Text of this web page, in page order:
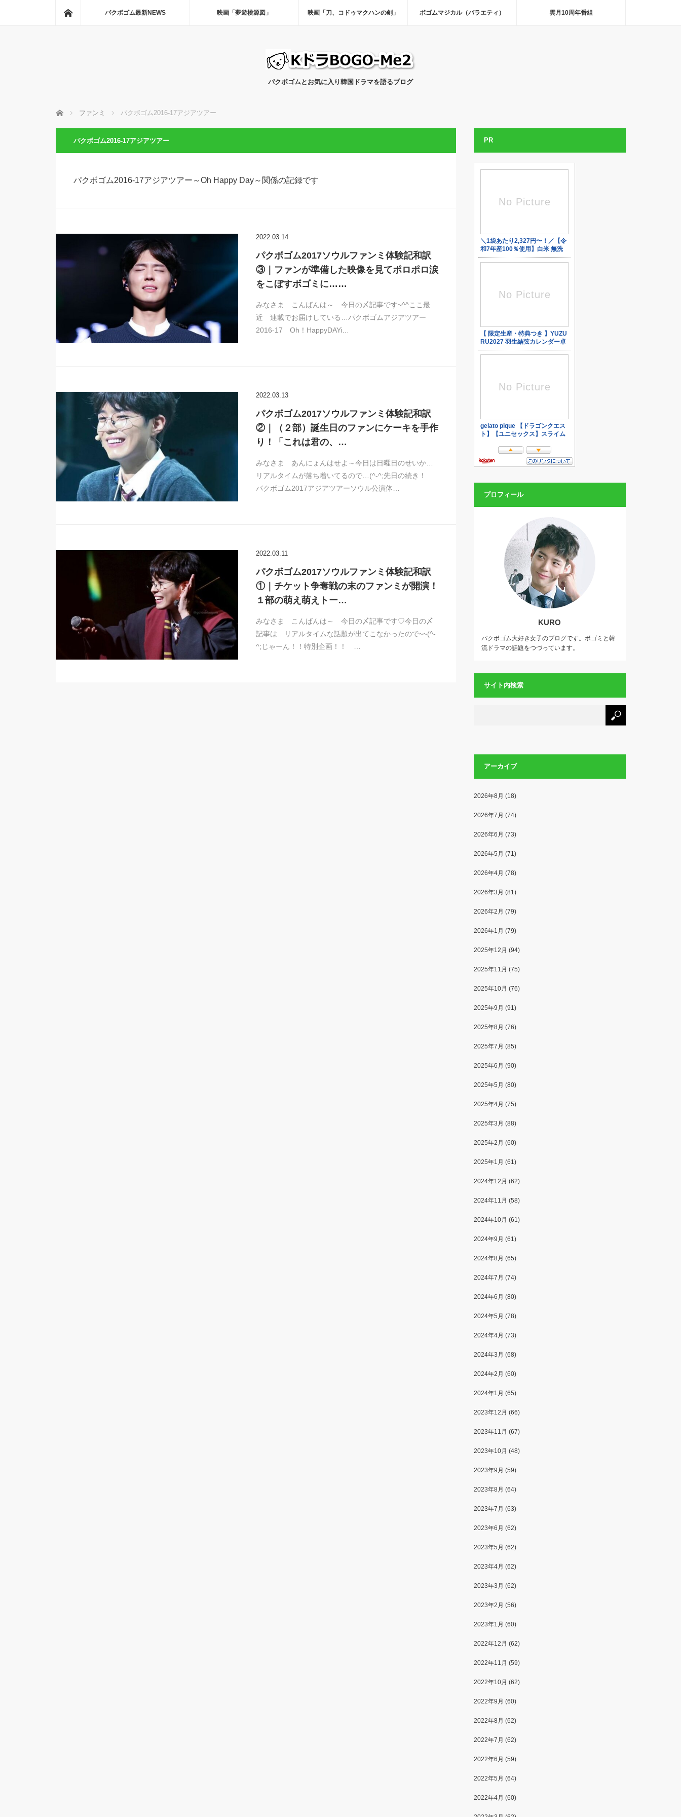
パクボゴム最新NEWS 映画「夢遊桃源図」 映画「刀、コドゥマクハンの剣」 ボゴムマジカル（バラエティ） 雲月10周年番組
パクボゴムとお気に入り韓国ドラマを語るブログ
ホーム ファンミ パクボゴム2016-17アジアツアー
パクボゴム2016-17アジアツアー
パクボゴム2016-17アジアツアー～Oh Happy Day～関係の記録です
2022.03.14
パクボゴム2017ソウルファンミ体験記和訳
③｜ファンが準備した映像を見てポロポロ涙
をこぼすボゴミに……
みなさま こんばんは～ 今日の〆記事です~^^ここ最
近 連載でお届けしている…パクボゴムアジアツアー
2016-17 Oh！HappyDAYi…
2022.03.13
パクボゴム2017ソウルファンミ体験記和訳
②｜（２部）誕生日のファンにケーキを手作
り！「これは君の、…
みなさま あんにょんはせよ～今日は日曜日のせいか…
リアルタイムが落ち着いてるので…(^-^;先日の続き！
パクボゴム2017アジアツアーソウル公演体…
2022.03.11
パクボゴム2017ソウルファンミ体験記和訳
①｜チケット争奪戦の末のファンミが開演！
１部の萌え萌えトー…
みなさま こんばんは～ 今日の〆記事です♡今日の〆
記事は…リアルタイムな話題が出てこなかったので~~(^-
^;じゃーん！！特別企画！！ …
PR
プロフィール
KURO
パクボゴム大好き女子のブログです。ボゴミと韓
流ドラマの話題をつづっています。
サイト内検索
アーカイブ
2026年8月 (18)
2026年7月 (74)
2026年6月 (73)
2026年5月 (71)
2026年4月 (78)
2026年3月 (81)
2026年2月 (79)
2026年1月 (79)
2025年12月 (94)
2025年11月 (75)
2025年10月 (76)
2025年9月 (91)
2025年8月 (76)
2025年7月 (85)
2025年6月 (90)
2025年5月 (80)
2025年4月 (75)
2025年3月 (88)
2025年2月 (60)
2025年1月 (61)
2024年12月 (62)
2024年11月 (58)
2024年10月 (61)
2024年9月 (61)
2024年8月 (65)
2024年7月 (74)
2024年6月 (80)
2024年5月 (78)
2024年4月 (73)
2024年3月 (68)
2024年2月 (60)
2024年1月 (65)
2023年12月 (66)
2023年11月 (67)
2023年10月 (48)
2023年9月 (59)
2023年8月 (64)
2023年7月 (63)
2023年6月 (62)
2023年5月 (62)
2023年4月 (62)
2023年3月 (62)
2023年2月 (56)
2023年1月 (60)
2022年12月 (62)
2022年11月 (59)
2022年10月 (62)
2022年9月 (60)
2022年8月 (62)
2022年7月 (62)
2022年6月 (59)
2022年5月 (64)
2022年4月 (60)